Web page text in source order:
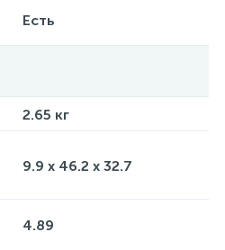
Есть
2.65 кг
9.9 x 46.2 x 32.7
4.89